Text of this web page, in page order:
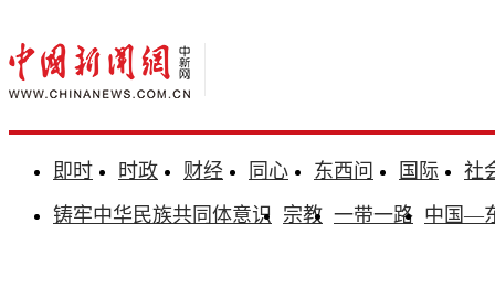
即时 时政 财经 同心 东西问 国际
社
铸牢中华民族共同体意识 宗教 一带一路 中国—